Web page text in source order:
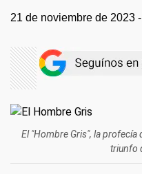
21 de noviembre de 2023
El "Hombre Gris", la
triunfo